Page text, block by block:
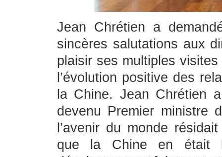
Jean Chrétien a
sincères salutations aux
plaisir ses multiples
l’évolution positive des
la Chine. Jean Chrétien
devenu Premier ministre
l’avenir du monde
que la Chine en était